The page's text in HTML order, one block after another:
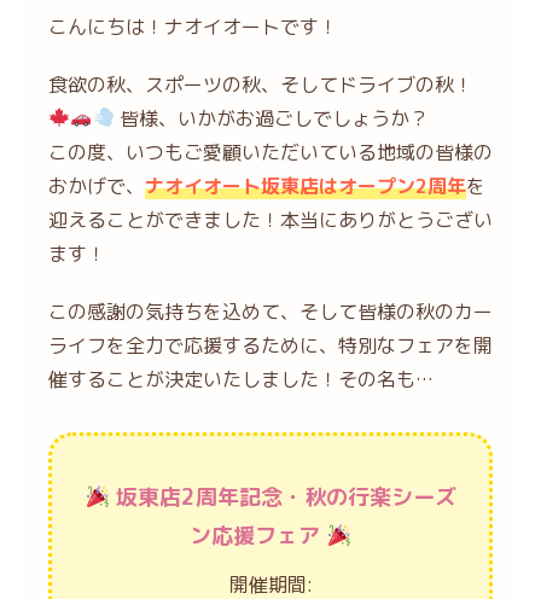
こんにちは！ナオイオートです！
食欲の秋、スポーツの秋、そしてドライブの秋！
皆様、いかがお過ごしでしょうか？
この度、いつもご愛顧いただいている地域の皆様の
おかげで、 ナオイオート坂東店はオープン2周年を
迎えることができました！本当にありがとうござい
ます！
この感謝の気持ちを込めて、そして皆様の秋のカー
ライフを全力で応援するために、特別なフェアを開
催することが決定いたしました！その名も…
坂東店2周年記念・秋の行楽シーズ
ン応援フェア
開催期間: